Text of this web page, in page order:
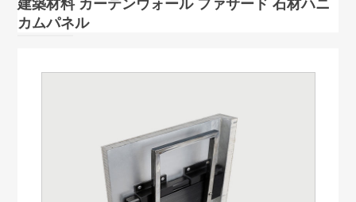
建築材料 カーテンウォール ファサード 石材ハニ
カムパネル